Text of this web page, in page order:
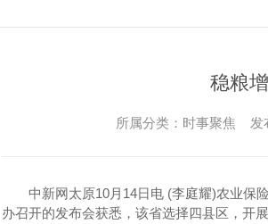
稳粮
所属分类：时事聚焦 发
中新网太原10月14日电 (李庭耀)农业保险
办召开的发布会获悉，该省选择四县区，开